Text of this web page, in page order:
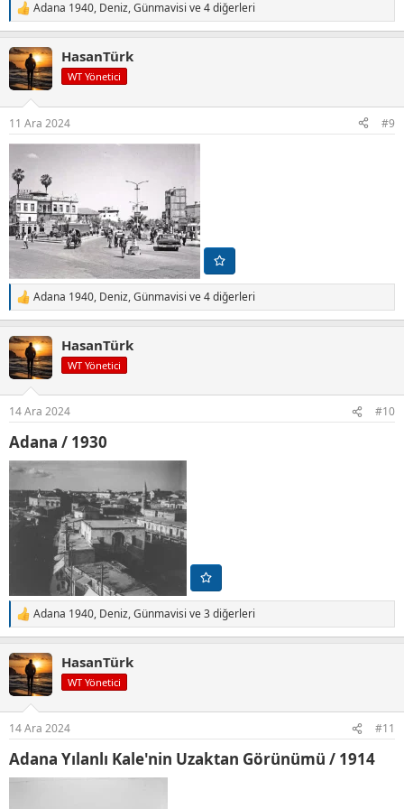
T
e
k
i
l
Adana 1940, Deniz,Günmavisi ve 4 diğerleri
HasanTürk
WT Yönetici
11 Ara 2024 #9
T
e
k
i
l
:
Adana 1940, Deniz,Günmavisi ve 4 diğerleri
HasanTürk
WT Yönetici
14 Ara 2024 #10
Adana / 1930​
T
e
k
i
l
:
Adana 1940, Deniz,Günmavisi ve 3 diğerleri
HasanTürk
WT Yönetici
14 Ara 2024 #11
Adana Yılanlı Kale'nin Uzaktan Görünümü / 1914​